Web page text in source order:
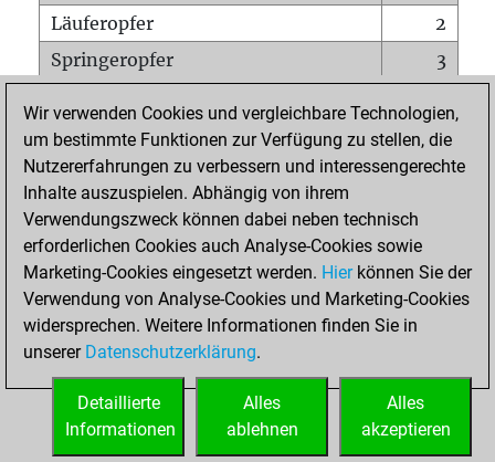
Läuferopfer
2
Springeropfer
3
Matt auf vollem Brett
0
Bauer setzt Matt
0
Erstickte Matts
Unterverwandlungen
Türme auf der siebten
1
STARTSEITE
Wir verwenden Cookies und vergleichbare Technologien,
um bestimmte Funktionen zur Verfügung zu stellen, die
Nutzererfahrungen zu verbessern und interessengerechte
Inhalte auszuspielen. Abhängig von ihrem
Verwendungszweck können dabei neben technisch
erforderlichen Cookies auch Analyse-Cookies sowie
Marketing-Cookies eingesetzt werden. Hierkönnen Sie der
Verwendung von Analyse-Cookies und Marketing-Cookies
widersprechen. Weitere Informationen finden Sie in
unserer Datenschutzerklärung.
Alles
akzeptieren
Alles
ablehnen
Detaillierte
Informationen